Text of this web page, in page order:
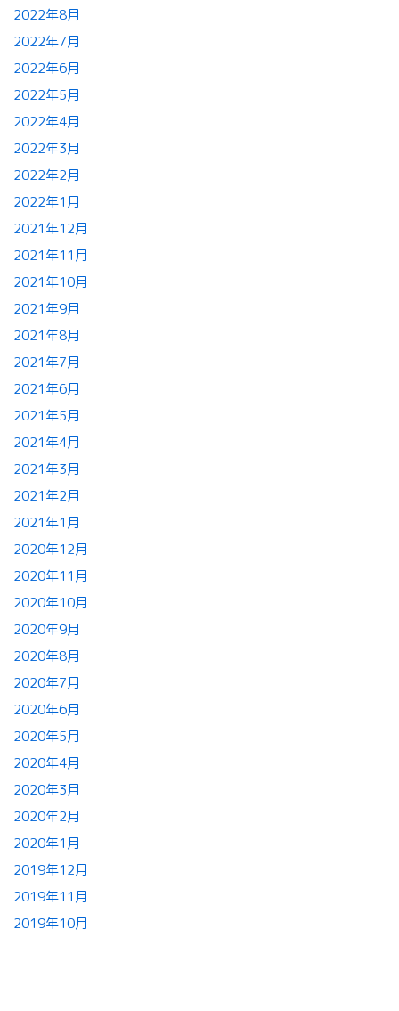
2022年8月
2022年7月
2022年6月
2022年5月
2022年4月
2022年3月
2022年2月
2022年1月
2021年12月
2021年11月
2021年10月
2021年9月
2021年8月
2021年7月
2021年6月
2021年5月
2021年4月
2021年3月
2021年2月
2021年1月
2020年12月
2020年11月
2020年10月
2020年9月
2020年8月
2020年7月
2020年6月
2020年5月
2020年4月
2020年3月
2020年2月
2020年1月
2019年12月
2019年11月
2019年10月